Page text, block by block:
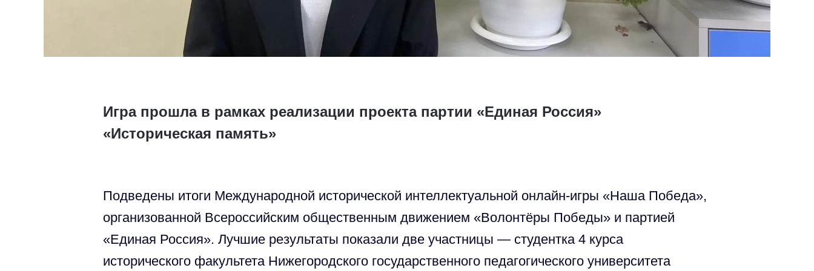
Игра прошла в рамках реализации проекта партии «Единая Россия»
«Историческая память»
Подведены итоги Международной исторической интеллектуальной онлайн-игры «Наша Победа»,
организованной Всероссийским общественным движением «Волонтёры Победы» и партией
«Единая Россия». Лучшие результаты показали две участницы — студентка 4 курса
исторического факультета Нижегородского государственного педагогического университета